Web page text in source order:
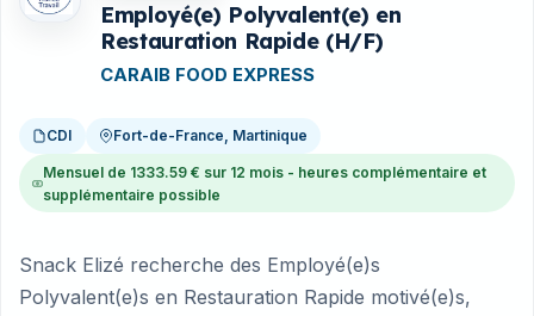
Employé(e) Polyvalent(e) en
Restauration Rapide (H/F)
CARAIB FOOD EXPRESS
CDI Fort-de-France, Martinique
Mensuel de 1333.59 € sur 12 mois - heures complémentaire et
supplémentaire possible
Snack Elizé recherche des Employé(e)s
Polyvalent(e)s en Restauration Rapide motivé(e)s,